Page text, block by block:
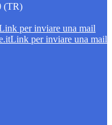
(TR)
per inviare una mail
Link per inviare una mail